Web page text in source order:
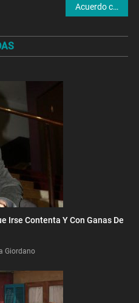
Acuerdo con el FMI: El oficialismo acepta modificar el proyecto de ley para sumar votos opositores
Irse Contenta Y Con Ganas De
Giordano